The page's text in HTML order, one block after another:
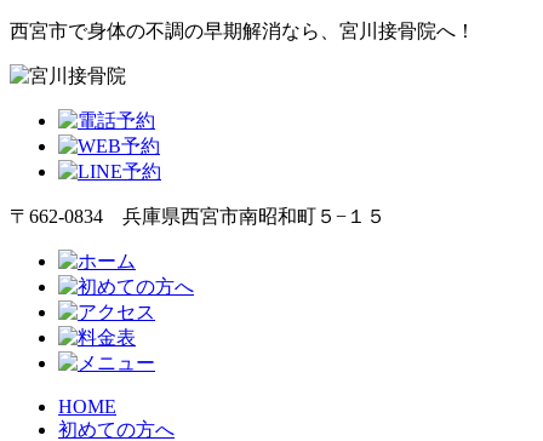
西宮市で身体の不調の早期解消なら、宮川接骨院へ！
〒662-0834 兵庫県西宮市南昭和町５−１５
HOME
初めての方へ